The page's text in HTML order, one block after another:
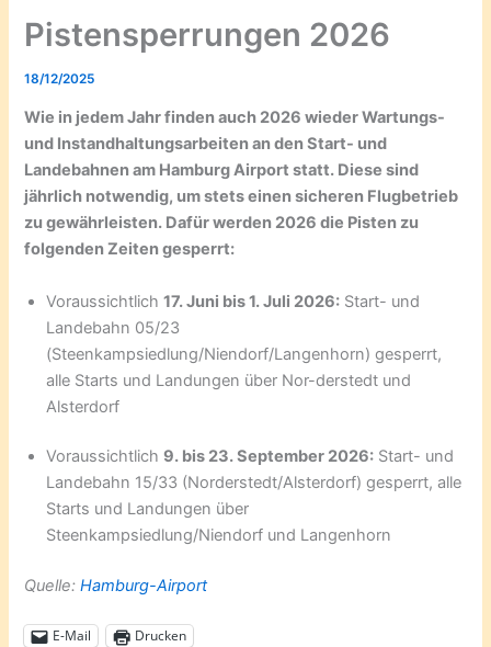
Pistensperrungen 2026
18/12/2025
Wie in jedem Jahr finden auch 2026 wieder Wartungs-
und Instandhaltungsarbeiten an den Start- und
Landebahnen am Hamburg Airport statt. Diese sind
jährlich notwendig, um stets einen sicheren Flugbetrieb
zu gewährleisten. Dafür werden 2026 die Pisten zu
folgenden Zeiten gesperrt:
Voraussichtlich17. Juni bis 1. Juli 2026: Start- und
Landebahn 05/23
(Steenkampsiedlung/Niendorf/Langenhorn) gesperrt,
alle Starts und Landungen über Nor-derstedt und
Alsterdorf
Voraussichtlich 9. bis 23. September 2026: Start- und
Landebahn 15/33 (Norderstedt/Alsterdorf) gesperrt, alle
Starts und Landungen über
Steenkampsiedlung/Niendorf und Langenhorn
Quelle:Hamburg-Airport
E-Mail Drucken